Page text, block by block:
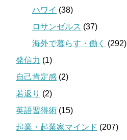
ハワイ (38)
ロサンゼルス (37)
海外で暮らす・働く
(292)
発信力 (1)
自己肯定感 (2)
若返り (2)
英語習得術 (15)
起業・起業家マインド (207)